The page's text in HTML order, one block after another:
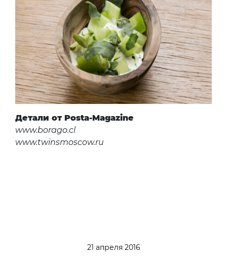
Детали от Posta-Magazine
www.borago.cl
www.twinsmoscow.ru
21 апреля 2016